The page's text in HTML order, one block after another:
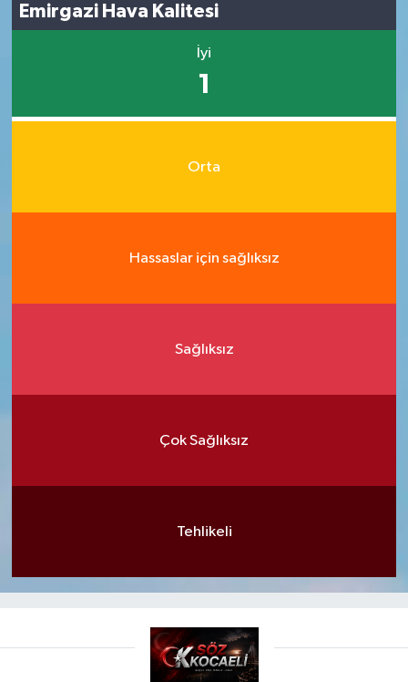
Emirgazi Hava Kalitesi
İyi
1
Orta
Hassaslar için sağlıksız
Sağlıksız
Çok Sağlıksız
Tehlikeli